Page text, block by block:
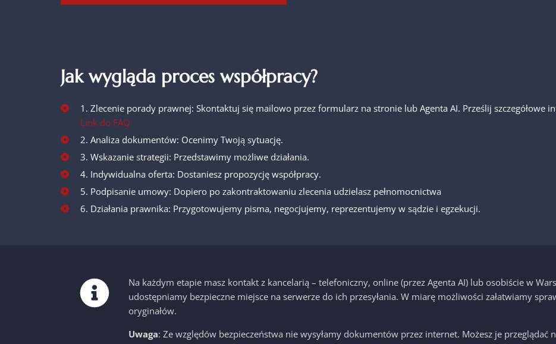
Jak wygląda proces współpracy?
1. Zlecenie porady prawnej: Skontaktuj się mailowo przez formularz na stronie lub Agenta AI. Prześlij szczegółowe
Link do FAQ
2. Analiza dokumentów: Ocenimy Twoją sytuację.
3. Wskazanie strategii: Przedstawimy możliwe działania.
4. Indywidualna oferta: Dostaniesz propozycję współpracy.
5. Podpisanie umowy: Dopiero po zakontraktowaniu zlecenia udzielasz pełnomocnictwa
6. Działania prawnika: Przygotowujemy pisma, negocjujemy, reprezentujemy w sądzie i egzekucji.
Na każdym etapie masz kontakt z kancelarią – telefoniczny, online (przez Agenta AI) lub osobiście w
udostępniamy bezpieczne miejsce na serwerze do ich przesyłania. W miarę możliwości załatwiamy
oryginałów.
Uwaga: Ze względów bezpieczeństwa nie wysyłamy dokumentów przez internet. Możesz je przeglądać